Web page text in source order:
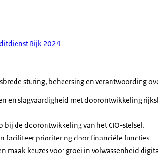
Rijk 2024
sturing, beheersing en verantwoording
en slagvaardigheid met doorontwikkeling
bij de doorontwikkeling van het CIO-stelsel.
faciliteer prioritering door financiële functies.
maak keuzes voor groei in volwassenheid